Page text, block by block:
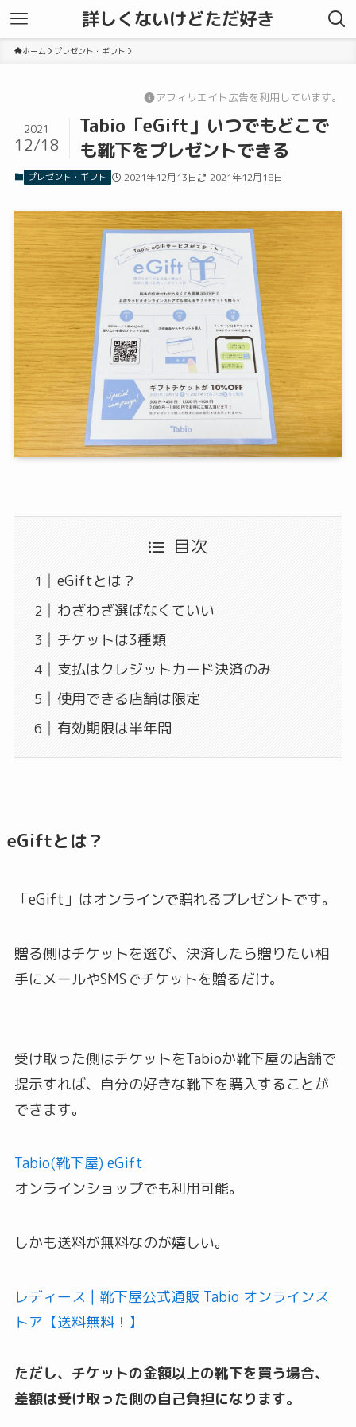
詳しくないけどただ好き
ホーム プレゼント・ギフト
アフィリエイト広告を利用しています。
Tabio「eGift」いつでもどこで
も靴下をプレゼントできる
2021
12/18
プレゼント・ギフト 2021年12月13日 2021年12月18日
目次
eGiftとは？
わざわざ選ばなくていい
チケットは3種類
支払はクレジットカード決済のみ
使用できる店舗は限定
有効期限は半年間
eGiftとは？
「eGift」はオンラインで贈れるプレゼントです。
贈る側はチケットを選び、決済したら贈りたい相
手にメールやSMSでチケットを贈るだけ。
受け取った側はチケットをTabioか靴下屋の店舗で
提示すれば、自分の好きな靴下を購入することが
できます。
Tabio(靴下屋) eGift
オンラインショップでも利用可能。
しかも送料が無料なのが嬉しい。
レディース | 靴下屋公式通販 Tabio オンラインス
トア【送料無料！】
ただし、チケットの金額以上の靴下を買う場合、
差額は受け取った側の自己負担になります。